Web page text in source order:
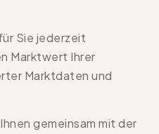
Sie jederzeit
Marktwert Ihrer
Marktdaten und
gemeinsam mit der